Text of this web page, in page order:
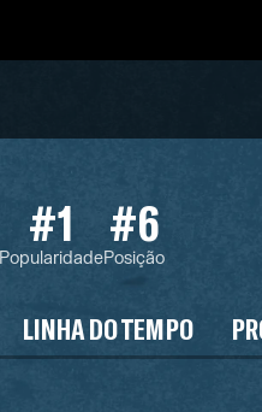
#1
Popularidade
#6
Posição
LINHA DO TEMPO